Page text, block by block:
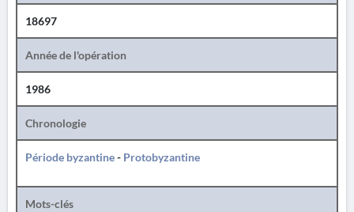
18697
Année de l'opération
1986
Chronologie
Période byzantine- Protobyzantine
Mots-clés